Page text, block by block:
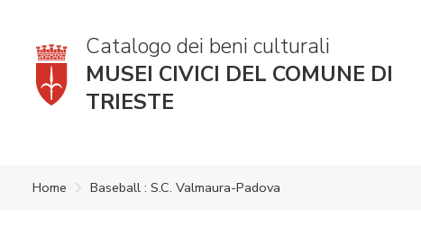
Catalogo dei beni culturali
MUSEI CIVICI DEL COMUNE DI
TRIESTE
Home Baseball : S.C. Valmaura-Padova